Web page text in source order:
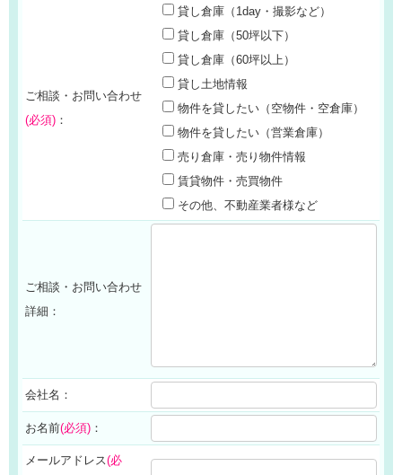
ご相談・お問い合わせ
(必須) ：
貸し倉庫（1day・撮影など）
貸し倉庫（50坪以下）
貸し倉庫（60坪以上）
貸し土地情報
物件を貸したい（空物件・空倉庫）
物件を貸したい（営業倉庫）
売り倉庫・売り物件情報
賃貸物件・売買物件
その他、不動産業者様など
ご相談・お問い合わせ
詳細：
会社名：
お名前(必須) ：
メールアドレス(必